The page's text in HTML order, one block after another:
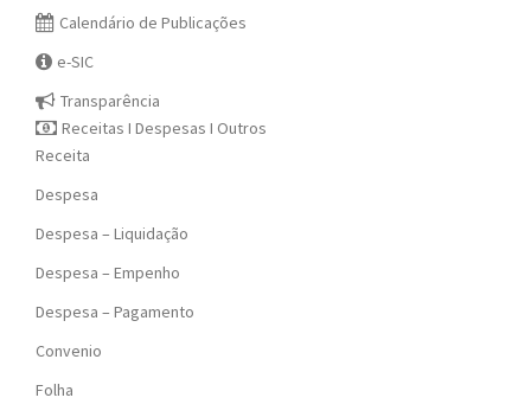
Calendário de Publicações
e-SIC
Transparência
Receitas I Despesas I Outros
Receita
Despesa
Despesa – Liquidação
Despesa – Empenho
Despesa – Pagamento
Convenio
Folha